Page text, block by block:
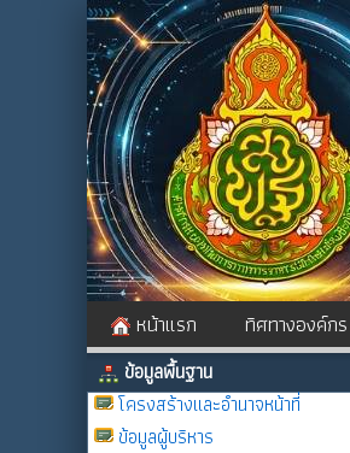
หน้าแรก ทิศทางองค์กร
ข้อมูลพื้นฐาน
โครงสร้างและอำนาจหน้าที่
ข้อมูลผู้บริหาร